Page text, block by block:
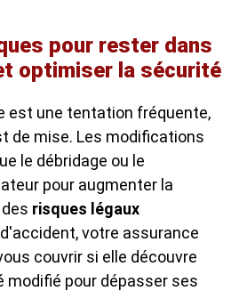
pour rester dans
optimiser la sécurité
est une tentation fréquente,
de mise. Les modifications
le débridage ou le
pour augmenter la
risques légaux
votre assurance
couvrir si elle découvre
modifié pour dépasser ses